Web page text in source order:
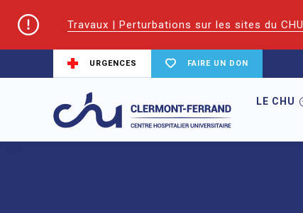
Travaux | Perturbations sur les sites du CHU
URGENCES FAIRE UN DON
LE CHU
Accueil Trouver un service du CHU